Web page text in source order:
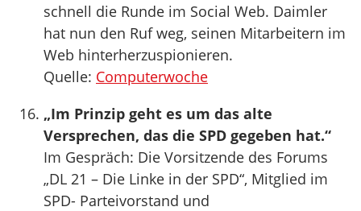
schnell die Runde im Social Web. Daimler
hat nun den Ruf weg, seinen Mitarbeitern im
Web hinterherzuspionieren.
Quelle: Computerwoche
„Im Prinzip geht es um das alte
Versprechen, das die SPD gegeben hat.“
Im Gespräch: Die Vorsitzende des Forums
„DL 21 – Die Linke in der SPD“, Mitglied im
SPD- Parteivorstand und